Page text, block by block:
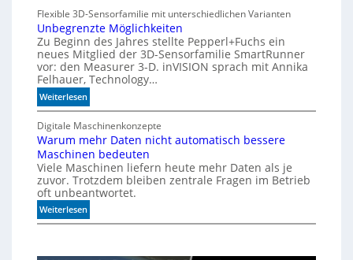
d
4
0
A
n
z
ä
z
i
s
i
o
n
f
ü
r
d
i
e
K
I
-
r
Flexible 3D-Sensorfamilie mit unterschiedlichen Varianten
Unbegrenzte Möglichkeiten
Zu Beginn des Jahres stellte Pepperl+Fuchs ein
neues Mitglied der 3D-Sensorfamilie SmartRunner
vor: den Measurer 3-D. inVISION sprach mit Annika
Felhauer, Technology…
Weiterlesen:
U
n
b
e
g
r
e
n
z
Digitale Maschinenkonzepte
Warum mehr Daten nicht automatisch bessere
Maschinen bedeuten
Viele Maschinen liefern heute mehr Daten als je
zuvor. Trotzdem bleiben zentrale Fragen im Betrieb
oft unbeantwortet.
Weiterlesen:
W